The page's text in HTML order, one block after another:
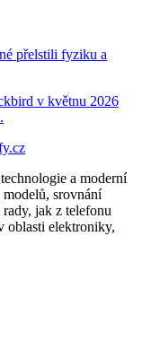
přelstili fyziku a
v květnu 2026
a moderní
srovnání
jak z telefonu
oblasti elektroniky,